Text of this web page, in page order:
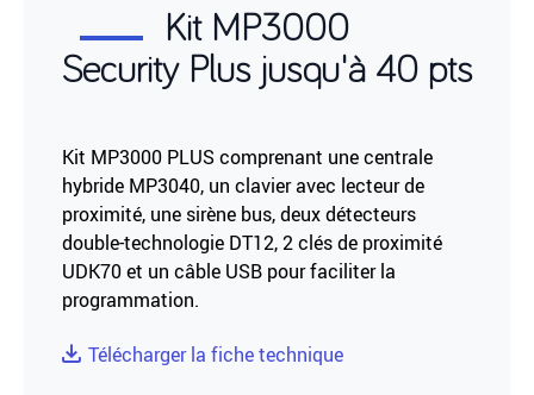
Kit MP3000
Security Plus jusqu'à 40 pts
Kit MP3000 PLUS comprenant une centrale
hybride MP3040, un clavier avec lecteur de
proximité, une sirène bus, deux détecteurs
double-technologie DT12, 2 clés de proximité
UDK70 et un câble USB pour faciliter la
programmation.
Télécharger la fiche technique